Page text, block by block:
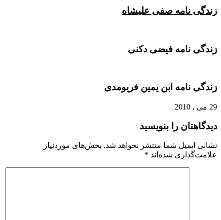
زندگی نامه صفی علیشاه
زندگی نامه فیضی دکنی
زندگی نامه ابن یمین فریومدی
29 می , 2010
دیدگاهتان را بنویسید
نشانی ایمیل شما منتشر نخواهد شد. بخش‌های موردنیاز
علامت‌گذاری شده‌اند *